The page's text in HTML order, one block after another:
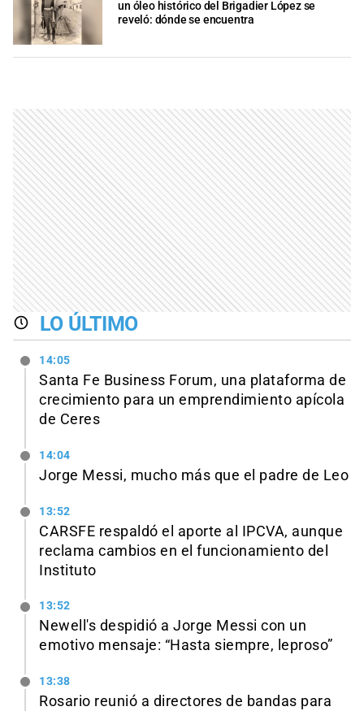
un óleo histórico del Brigadier López se
reveló: dónde se encuentra
LO ÚLTIMO
14:05
Santa Fe Business Forum, una plataforma de
crecimiento para un emprendimiento apícola
de Ceres
14:04
Jorge Messi, mucho más que el padre de Leo
13:52
CARSFE respaldó el aporte al IPCVA, aunque
reclama cambios en el funcionamiento del
Instituto
13:52
Newell's despidió a Jorge Messi con un
emotivo mensaje: “Hasta siempre, leproso”
13:38
Rosario reunió a directores de bandas para